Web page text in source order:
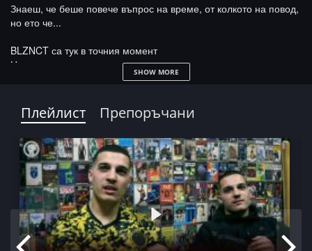
Знаеш, че беше повече въпрос на време, от колкото на повод,
но ето че...
BLZNCT са тук в точния момент
Началото – с хип хоп от малки
Влиянието и помощта от MBT
DRILL-а сплотява, американска музика не слушаме
Разправии и планиране
Подхващаме дисекцията на АЛБУМА
- трак по трак
- бийтове, фийтове, детайли
- историята зад заглавието
- 99!
- концепции, схеми и подход
SHOW MORE
Плейлист Препоръчани